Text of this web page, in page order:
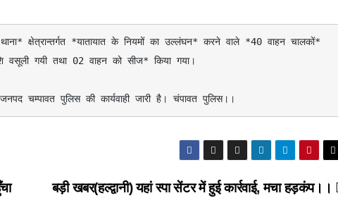
क्षेत्रान्तर्गत *यातायात के नियमों का उल्लंघन* करने वाले *40 वाहन चालकों*
वसूली गयी तथा 02 वाहन को सीज* किया गया।
चम्पावत पुलिस की कार्यवाही जारी है। चंपावत पुलिस।।
बड़ी खबर(हल्द्वानी) यहां स्पा सेंटर में हुई कार्रवाई, मचा हड़कंप।।